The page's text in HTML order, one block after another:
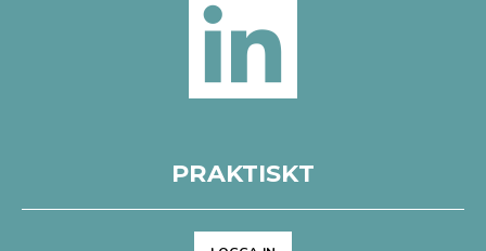
PRAKTISKT